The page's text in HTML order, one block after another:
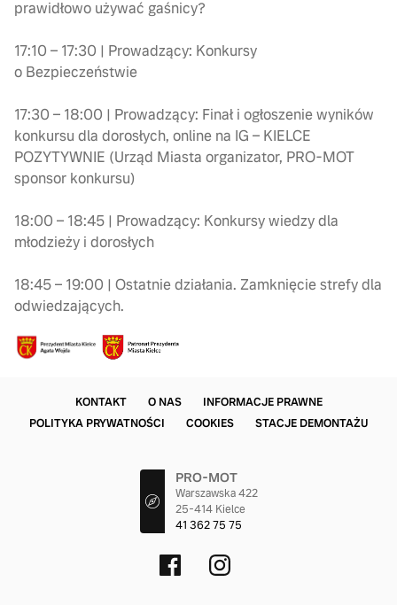
prawidłowo używać gaśnicy?
17:10 – 17:30 | Prowadzący: Konkursy
o Bezpieczeństwie
17:30 – 18:00 | Prowadzący: Finał i ogłoszenie wyników
konkursu dla dorosłych, online na IG – KIELCE
POZYTYWNIE (Urząd Miasta organizator, PRO-MOT
sponsor konkursu)
18:00 – 18:45 | Prowadzący: Konkursy wiedzy dla
młodzieży i dorosłych
18:45 – 19:00 | Ostatnie działania. Zamknięcie strefy dla
odwiedzających.
KONTAKT O NAS
INFORMACJE PRAWNE
POLITYKA PRYWATNOŚCI
COOKIES STACJE DEMONTAŻU
PRO-MOT
Warszawska 422
25-414 Kielce
41 362 75 75